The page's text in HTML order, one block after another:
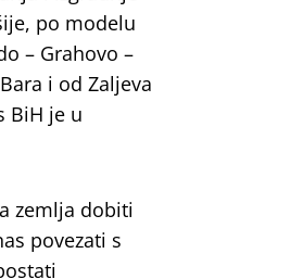
po modelu
– Grahovo –
i od Zaljeva
BiH je u
zemlja dobiti
povezati s